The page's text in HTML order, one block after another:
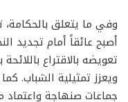
وفي ما يتعلق بالحكامة،
أصبح عائقاً أمام تجديد
تعويضه بالاقتراع
ويعزز تمثيلية الشباب.
جماعات صنهاجة واعتماد